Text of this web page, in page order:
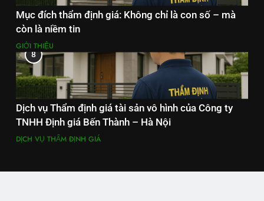
Mục đích thẩm định giá: Không chỉ là con số – mà
còn là niềm tin
GIỚI THIỆU
8
Dịch vụ Thẩm định giá tài sản vô hình của Công ty
TNHH Định giá Bến Thành – Hà Nội
DỊCH VỤ THẨM ĐỊNH GIÁ